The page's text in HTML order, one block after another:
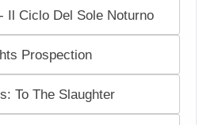
Il Ciclo Del Sole Noturno
Prospection
To The Slaughter